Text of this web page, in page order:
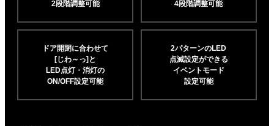
2段階調整可能
4段階調整可能
ドア開閉に合わせて
[じわ～っ]と
LED点灯・消灯の
ON/OFF設定可能
2パターンのLED
点滅設定ができる
イベントモード
設定可能